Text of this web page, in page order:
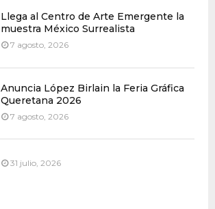
Llega al Centro de Arte Emergente la
muestra México Surrealista
7 agosto, 2026
Anuncia López Birlain la Feria Gráfica
Queretana 2026
7 agosto, 2026
31 julio, 2026